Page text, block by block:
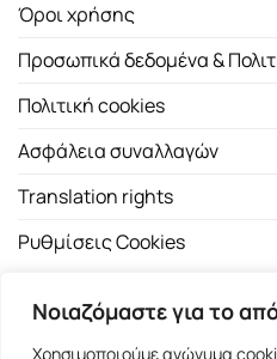
Νοιαζόμαστε για το
Χρησιμοποιούμε ανώνυμα
Όροι χρήσης
Προσωπικά δεδομένα &
Πολιτική cookies
Ασφάλεια συναλλαγών
Translation rights
Ρυθμίσεις Cookies